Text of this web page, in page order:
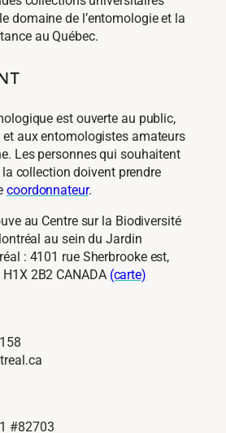
domaine de l’entomologie et la
au Québec.
est ouverte au public,
aux entomologistes amateurs
Les personnes qui souhaitent
collection doivent prendre
coordonnateur.
au Centre sur la Biodiversité
au sein du Jardin
: 4101 rue Sherbrooke est,
2B2 CANADA (carte)
#82703